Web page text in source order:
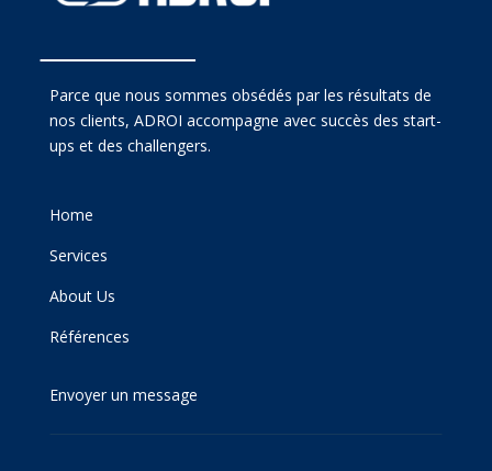
Parce que nous sommes obsédés par les résultats de
nos clients, ADROI accompagne avec succès des start-
ups et des challengers.
Home
Services
About Us
Références
Envoyer un message